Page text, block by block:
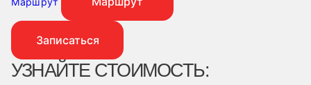
Записаться
УЗНАЙТЕ СТОИМОСТЬ: